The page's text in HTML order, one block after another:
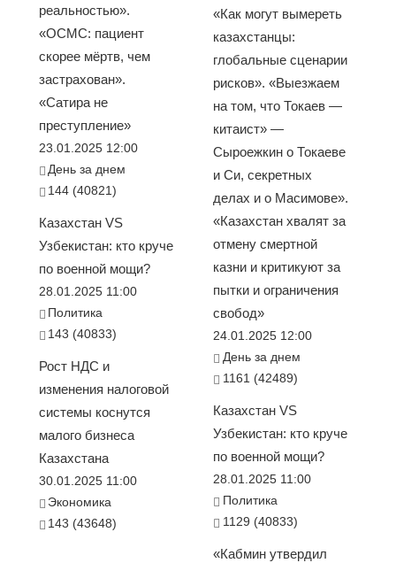
реальностью».
«ОСМС: пациент
скорее мёртв, чем
застрахован».
«Сатира не
преступление»
23.01.2025 12:00
День за днем
144 (40821)
Казахстан VS
Узбекистан: кто круче
по военной мощи?
28.01.2025 11:00
Политика
143 (40833)
Рост НДС и
изменения налоговой
системы коснутся
малого бизнеса
Казахстана
30.01.2025 11:00
Экономика
143 (43648)
«Как могут вымереть
казахстанцы:
глобальные сценарии
рисков». «Выезжаем
на том, что Токаев —
китаист» —
Сыроежкин о Токаеве
и Си, секретных
делах и о Масимове».
«Казахстан хвалят за
отмену смертной
казни и критикуют за
пытки и ограничения
свобод»
24.01.2025 12:00
День за днем
1161 (42489)
Казахстан VS
Узбекистан: кто круче
по военной мощи?
28.01.2025 11:00
Политика
1129 (40833)
«Кабмин утвердил